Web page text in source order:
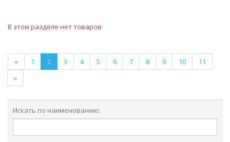
В этом разделе нет товаров
« 1 2 3 4 5 6 7 8 9 10
11
»
Искать по наименованию: